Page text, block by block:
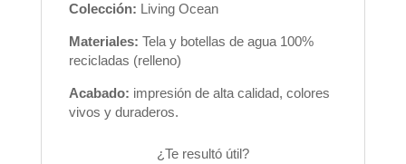
Colección: Living Ocean
Materiales: Tela y botellas de agua 100%
recicladas (relleno)
Acabado: impresión de alta calidad, colores
vivos y duraderos.
¿Te resultó útil?